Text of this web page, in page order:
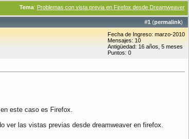
Tema: Problemas con vista previa en Firefox desde Dreamweaver
#1 (permalink)
Fecha de Ingreso: marzo-2010
Mensajes: 10
Antigüedad: 16 años, 5 meses
Puntos: 0
este caso es Firefox.
ver las vistas previas desde dreamweaver en firefox.